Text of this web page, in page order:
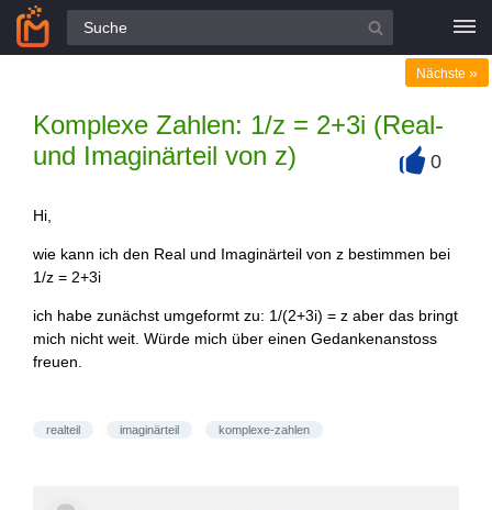
Alle Fragen
Komplexe Zahlen: 1/z = 2+3i (Real-
und Imaginärteil von z)
Nächste »
0
Hi,
wie kann ich den Real und Imaginärteil von z bestimmen bei
1/z = 2+3i
ich habe zunächst umgeformt zu: 1/(2+3i) = z aber das bringt
mich nicht weit. Würde mich über einen Gedankenanstoss
freuen.
realteil imaginärteil komplexe-zahlen